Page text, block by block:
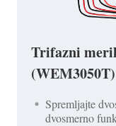
Trifazni
(WEM3050T)
Spremljajte
dvosmerno